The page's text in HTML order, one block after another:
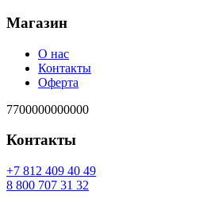
Магазин
О нас
Контакты
Оферта
7700000000000
Контакты
94 04 904 218 7+
23 13 707 008 8